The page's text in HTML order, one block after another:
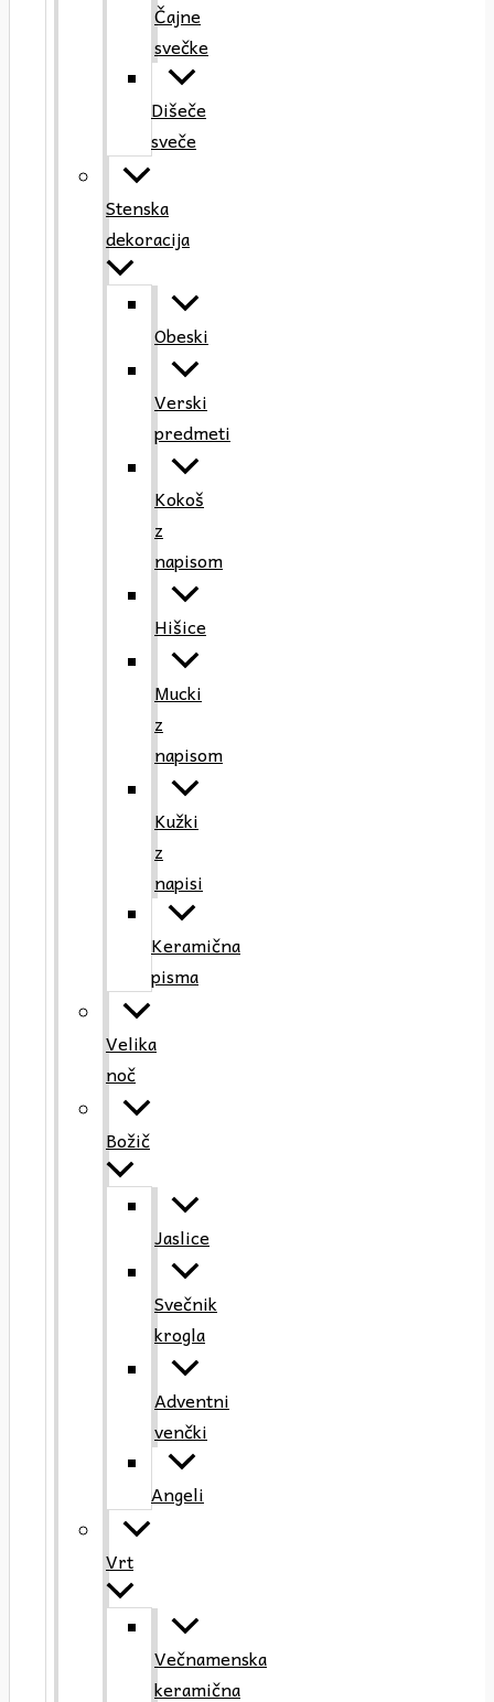
Čajne
svečke
Dišeče
sveče
Stenska
dekoracija
Obeski
Verski
predmeti
Kokoš
z
napisom
Hišice
Mucki
z
napisom
Kužki
z
napisi
Keramična
pisma
Velika
noč
Božič
Jaslice
Svečnik
krogla
Adventni
venčki
Angeli
Vrt
Večnamenska
keramična